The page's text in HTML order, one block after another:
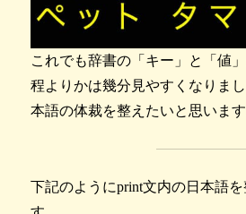
これでも辞書の「キー」と「値
程よりかは幾分見やすくなりま
本語の体裁を整えたいと思います
下記のようにprint文内の日本語